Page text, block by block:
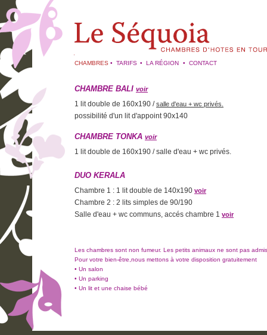
CHAMBRES • TARIFS • LA RÉGION • CONTACT
CHAMBRE BALI voir
1 lit double de 160x190 /salle d'eau + wc privés.
possibilité d'un lit d'appoint 90x140
CHAMBRE TONKA voir
1 lit double de 160x190 / salle d'eau + wc privés.
DUO KERALA
Chambre 1 : 1 lit double de 140x190 voir
Chambre 2 : 2 lits simples de 90/190
Salle d'eau + wc communs, accés chambre 1 voir
Les chambres sont non fumeur. Les petits animaux ne sont pas
Pour votre bien-être,nous mettons à votre disposition gratuitement
• Un salon
• Un parking
• Un lit et une chaise bébé